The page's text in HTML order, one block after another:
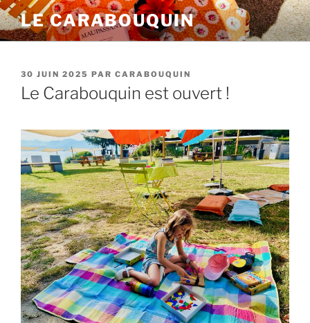
Aller
au
contenu
LE CARABOUQUIN
PUBLIÉ
LE
30 JUIN 2025 PAR CARABOUQUIN
Le Carabouquin est ouvert !